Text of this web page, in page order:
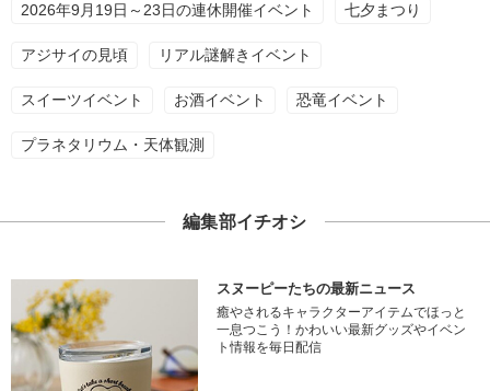
2026年9月19日～23日の連休開催イベント 七夕まつり
アジサイの見頃 リアル謎解きイベント
スイーツイベント お酒イベント 恐竜イベント
プラネタリウム・天体観測
編集部イチオシ
スヌーピーたちの最新ニュース
癒やされるキャラクターアイテムでほっと
一息つこう！かわいい最新グッズやイベン
ト情報を毎日配信